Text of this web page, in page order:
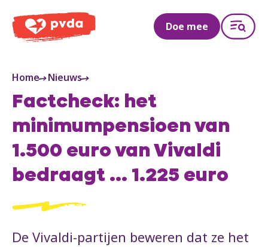
PVDA
Doe mee
Home Nieuws
Factcheck: het
minimumpensioen van
1.500 euro van Vivaldi
bedraagt ... 1.225 euro
De Vivaldi-partijen beweren dat ze het